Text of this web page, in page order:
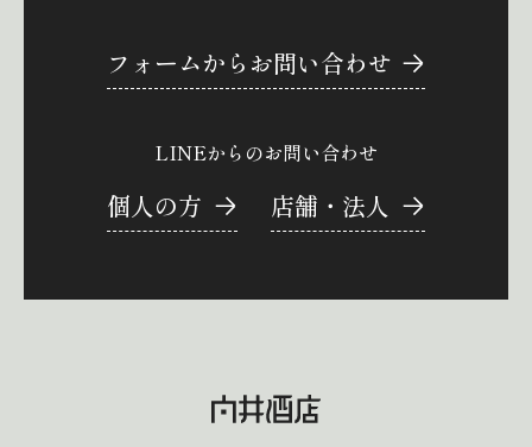
フォームからお問い合わせ
LINEからのお問い合わせ
個人の方 店舗・法人